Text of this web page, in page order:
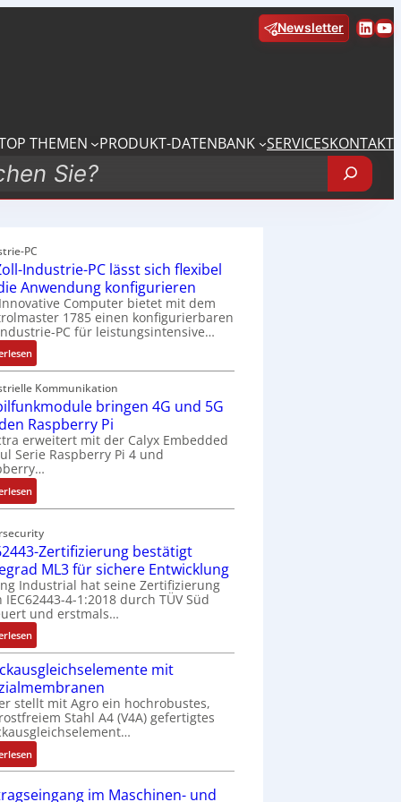
Newsletter
THEMEN PRODUKT-DATENBANK SERVICESKONTAKT
PC
Industrie-PC lässt sich flexibel
Anwendung konfigurieren
Computer bietet mit dem
1785 einen konfigurierbaren
PC für leistungsintensive…
:
1
9
-
Z
o
l
l
-
I
d
u
s
t
r
i
e
P
C
l
ä
s
s
s
Kommunikation
bringen 4G und 5G
Raspberry Pi
erweitert mit der Calyx Embedded
Serie Raspberry Pi 4 und
:
M
b
i
l
f
u
n
k
o
d
u
l
e
b
i
Zertifizierung bestätigt
ML3 für sichere Entwicklung
Industrial hat seine Zertifizierung
IEC62443-4-1:2018 durch TÜV Süd
und erstmals…
:
I
E
C
6
2
4
4
3
mit
stellt mit Agro ein hochrobustes,
Stahl A4 (V4A) gefertigtes
:
D
im Maschinen- und